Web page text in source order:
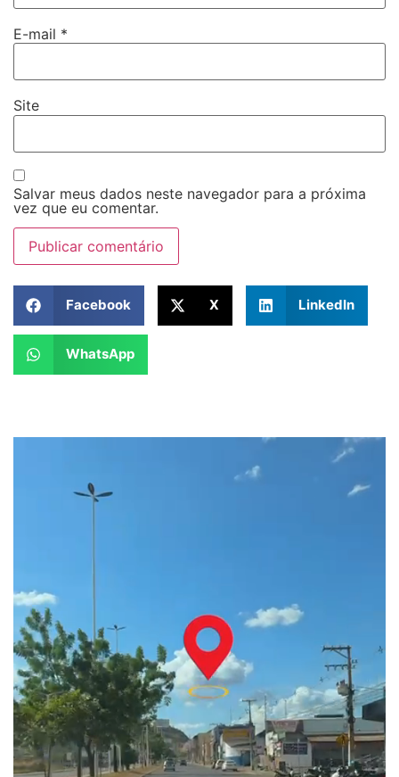
E-mail *
Site
Salvar meus dados neste navegador para a próxima
vez que eu comentar.
Facebook X LinkedIn
WhatsApp